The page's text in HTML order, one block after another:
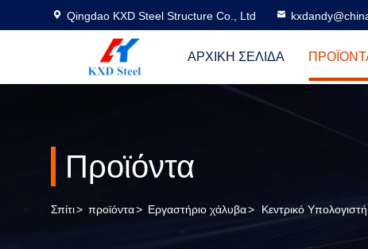
Qingdao KXD Steel Structure Co., Ltd
ΑΡΧΙΚΉ ΣΕΛΊΔΑ
Προϊόντα
Σπίτι> προϊόντα> Εργαστήριο χάλυβα> Κεντρικό